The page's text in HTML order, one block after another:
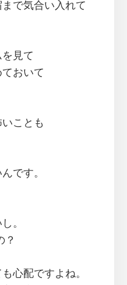
で気合い入れて
見て
おいて
ことも
です。
。
？
心配ですよね。